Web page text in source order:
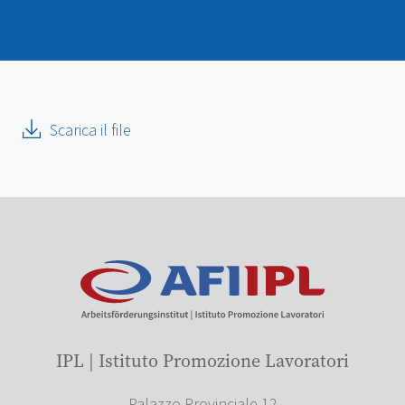
Scarica il file
IPL | Istituto Promozione Lavoratori